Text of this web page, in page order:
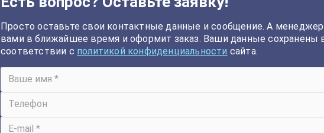
Просто оставьте свои контактные данные и сообщение. А
вами в ближайшее время и оформит заказ. Ваши данные сохранены
соответствии с политикой конфиденциальности сайта.